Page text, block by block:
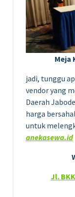
Meja
jadi, tunggu
vendor yang
Daerah
harga
untuk
anekasewa.id
Jl.